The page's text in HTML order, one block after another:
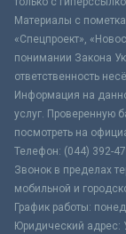
Материалы с
«Спецпроект»,
понимании Закона
ответственность
Информация на
услуг. Проверенную
посмотреть на
Телефон: (044) 392-
Звонок в пределах
мобильной и
График работы:
Юридический адрес: